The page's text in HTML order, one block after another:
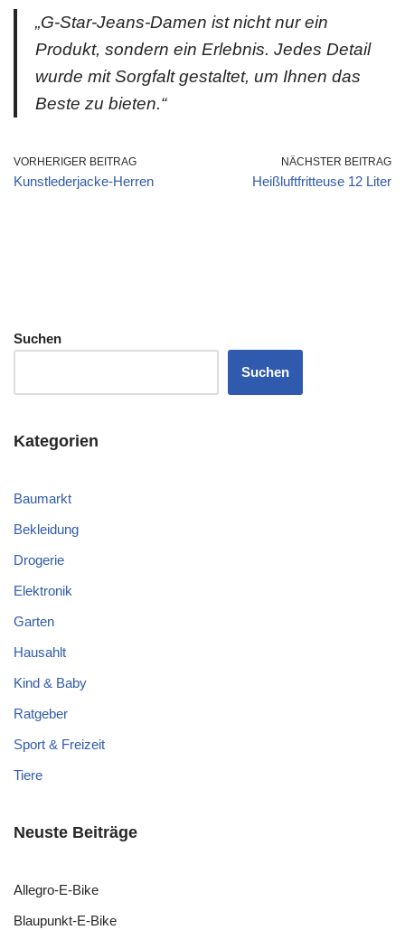
„G-Star-Jeans-Damen ist nicht nur ein
Produkt, sondern ein Erlebnis. Jedes Detail
wurde mit Sorgfalt gestaltet, um Ihnen das
Beste zu bieten.“
VORHERIGER BEITRAG
Kunstlederjacke-Herren
NÄCHSTER BEITRAG
Heißluftfritteuse 12 Liter
Suchen
Suchen
Kategorien
Baumarkt
Bekleidung
Drogerie
Elektronik
Garten
Hausahlt
Kind & Baby
Ratgeber
Sport & Freizeit
Tiere
Neuste Beiträge
Allegro-E-Bike
Blaupunkt-E-Bike